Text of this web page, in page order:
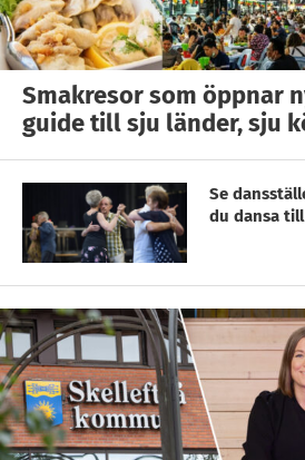
Smakresor som öppnar
guide till sju länder, sju
Se
du dansa